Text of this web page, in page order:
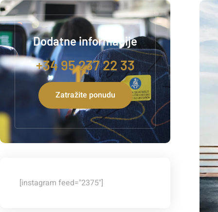
Dodatne informacije
+34 95 237 22 33
Zatražite ponudu
[instagram feed="2375"]